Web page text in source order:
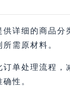
供详细的商品分
需原材料。
订单处理流程，
性。